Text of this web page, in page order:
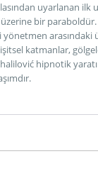
uyarlanan ilk
üzerine bir
katmanlar,
hipnotik